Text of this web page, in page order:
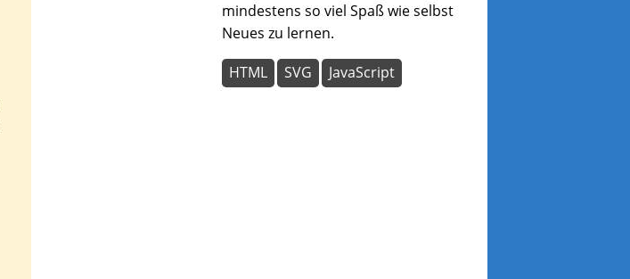
mindestens so viel Spaß wie selbst
Neues zu lernen.
HTML SVG JavaScript